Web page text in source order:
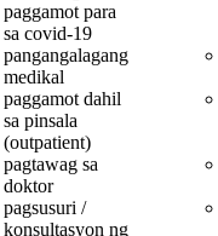
paggamot para
sa covid-19
pangangalagang
medikal
paggamot dahil
sa pinsala
(outpatient)
pagtawag sa
doktor
pagsusuri /
konsultasyon ng